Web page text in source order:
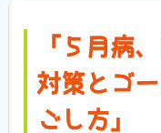
相談室とは？
「５月病
対策とゴ
ごし方」